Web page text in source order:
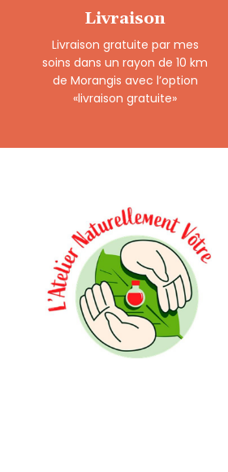
Livraison
Livraison gratuite par mes
soins dans un rayon de 10 km
de Morangis avec l’option
«livraison gratuite»